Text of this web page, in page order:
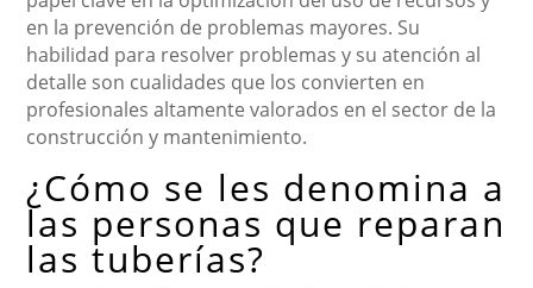
en la prevención de problemas mayores. Su
habilidad para resolver problemas y su atención al
detalle son cualidades que los convierten en
profesionales altamente valorados en el sector de la
construcción y mantenimiento.
¿Cómo se les denomina a
las personas que reparan
las tuberías?